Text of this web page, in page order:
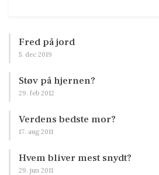
Fred på jord
5. dec 2019
Støv på hjernen?
29. feb 2012
Verdens bedste mor?
17. aug 2011
Hvem bliver mest snydt?
29. jun 2011